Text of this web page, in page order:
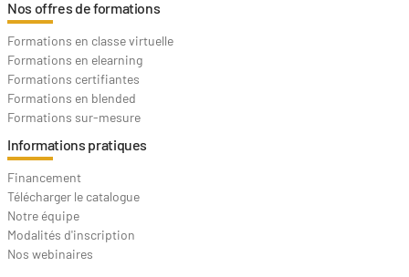
Nous contacter
CCM Benchmark Institut
9 rue de Caumartin,
75009 Paris
formation@ccmbenchmark.com
Tel :01 47 79 50 16
Contact CGV Données personnelles
© 2021 CCM Benchmark Group